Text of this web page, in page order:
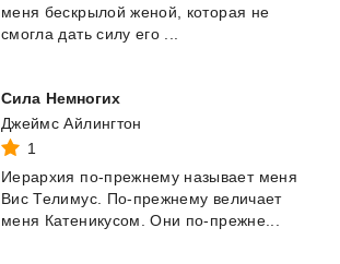
меня бескрылой женой, которая не
смогла дать силу его
Сила Немногих
Джеймс Айлингтон
1
Иерархия по-прежнему называет меня
Вис Телимус. По-прежнему величает
меня Катеникусом. Они по-прежне...